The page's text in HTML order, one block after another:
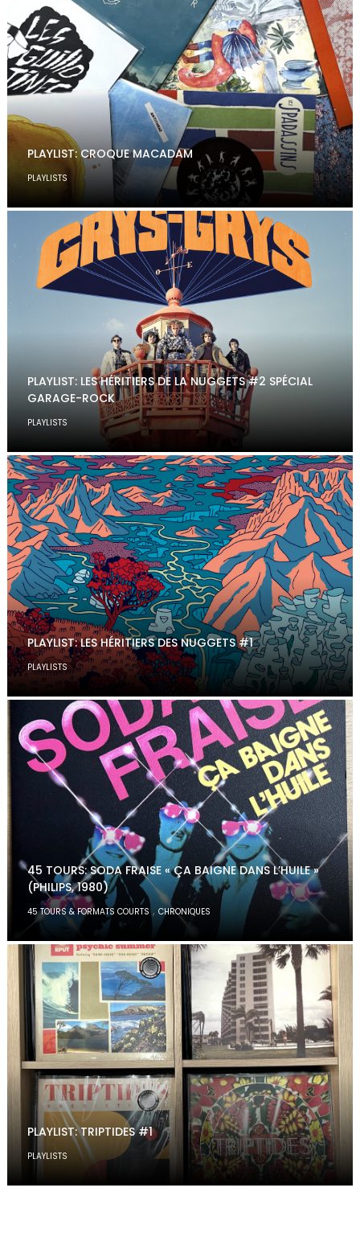
PLAYLIST: CROQUE MACADAM
PLAYLISTS
PLAYLIST: LES HÉRITIERS DE LA NUGGETS #2 SPÉCIAL
GARAGE-ROCK
PLAYLISTS
PLAYLIST: LES HÉRITIERS DES NUGGETS #1
PLAYLISTS
45 TOURS: SODA FRAISE « ÇA BAIGNE DANS L’HUILE »
(PHILIPS, 1980)
45 TOURS & FORMATS COURTS,CHRONIQUES
PLAYLIST: TRIPTIDES #1
PLAYLISTS